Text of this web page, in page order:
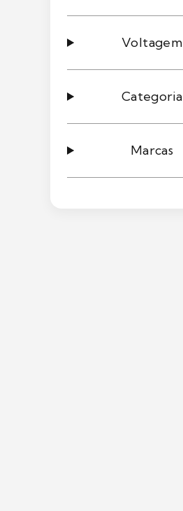
Voltagem
Categoria
Marcas